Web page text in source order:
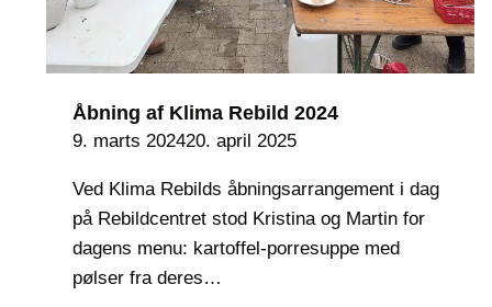
n
u
l
d
r
u
2
0
2
4
Åbning af Klima Rebild 2024
9. marts 202420. april 2025
Ved Klima Rebilds åbningsarrangement i dag
på Rebildcentret stod Kristina og Martin for
dagens menu: kartoffel-porresuppe med
pølser fra deres…